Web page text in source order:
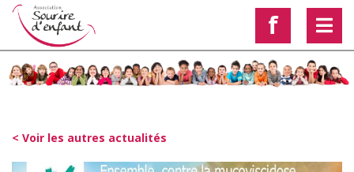
f
< Voir les autres actualités